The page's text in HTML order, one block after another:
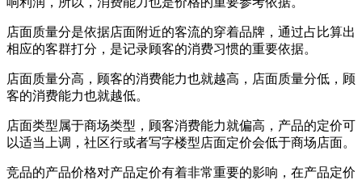
店面质量分是依据店面附近的客流的穿着品牌，通过占比算出
相应的客群打分，是记录顾客的消费习惯的重要依据。
店面质量分高，顾客的消费能力也就越高，店面质量分低，顾
客的消费能力也就越低。
店面类型属于商场类型，顾客消费能力就偏高，产品的定价可
以适当上调，社区行或者写字楼型店面定价会低于商场店面。
竞品的产品价格对产品定价有着非常重要的影响，在产品定价